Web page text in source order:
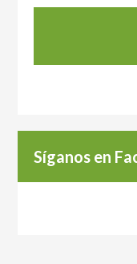
Síganos en